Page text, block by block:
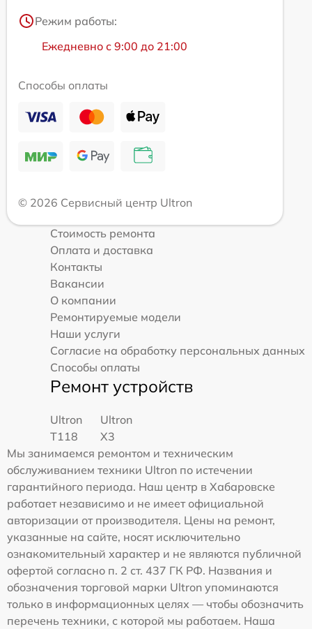
Режим работы:
Ежедневно с 9:00 до 21:00
Способы оплаты
© 2026 Сервисный центр Ultron
Стоимость ремонта
Оплата и доставка
Контакты
Вакансии
О компании
Ремонтируемые модели
Наши услуги
Согласие на обработку персональных данных
Способы оплаты
Ремонт устройств
Ultron
T118
Ultron
X3
Мы занимаемся ремонтом и техническим
обслуживанием техники Ultron по истечении
гарантийного периода. Наш центр в Хабаровске
работает независимо и не имеет официальной
авторизации от производителя. Цены на ремонт,
указанные на сайте, носят исключительно
ознакомительный характер и не являются публичной
офертой согласно п. 2 ст. 437 ГК РФ. Названия и
обозначения торговой марки Ultron упоминаются
только в информационных целях — чтобы обозначить
перечень техники, с которой мы работаем. Наша